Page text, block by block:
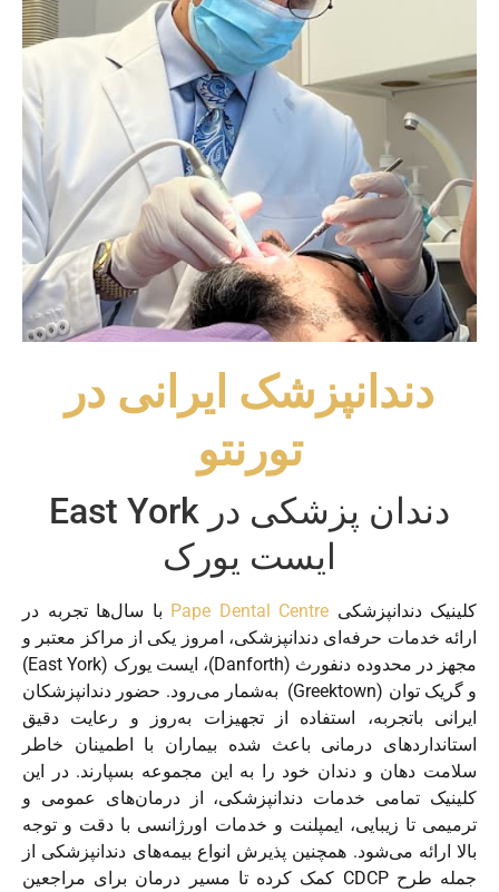
دندانپزشک ایرانی در
تورنتو
دندان پزشکی در East York
ایست یورک
کلینیک دندانپزشکی Pape Dental Centre با سال‌ها تجربه در
ارائه خدمات حرفه‌ای دندانپزشکی، امروز یکی از مراکز معتبر و
مجهز در محدوده دنفورث (Danforth)، ایست یورک (East York)
و گریک توان (Greektown) به‌شمار می‌رود. حضور دندانپزشکان
ایرانی باتجربه، استفاده از تجهیزات به‌روز و رعایت دقیق
استانداردهای درمانی باعث شده بیماران با اطمینان خاطر
سلامت دهان و دندان خود را به این مجموعه بسپارند. در این
کلینیک تمامی خدمات دندانپزشکی، از درمان‌های عمومی و
ترمیمی تا زیبایی، ایمپلنت و خدمات اورژانسی با دقت و توجه
بالا ارائه می‌شود. همچنین پذیرش انواع بیمه‌های دندانپزشکی از
جمله طرح CDCP کمک کرده تا مسیر درمان برای مراجعین